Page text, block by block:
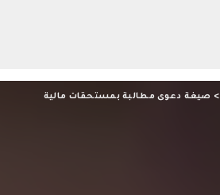
> صيغة دعوى مطالبة بمستحقات مالية